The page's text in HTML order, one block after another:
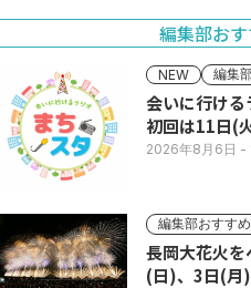
編集部お
NEW 編集
会いに行ける
初回は11日(
2026年8月6日 -
編集部おすすめ
長岡大花火
(日)、3日(月)